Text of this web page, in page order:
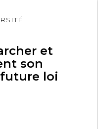
et
son
loi